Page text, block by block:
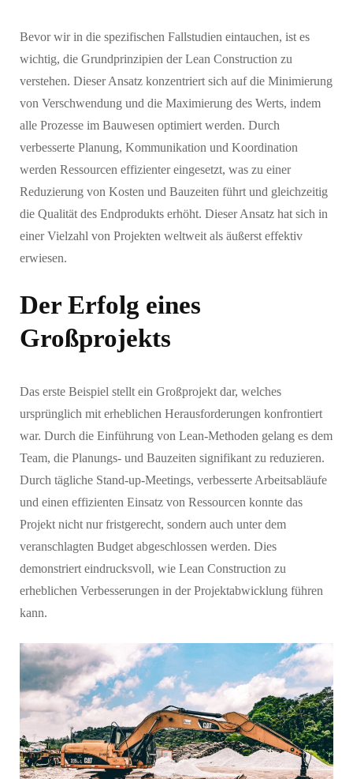
Bevor wir in die spezifischen Fallstudien eintauchen, ist es
wichtig, die Grundprinzipien der Lean Construction zu
verstehen. Dieser Ansatz konzentriert sich auf die Minimierung
von Verschwendung und die Maximierung des Werts, indem
alle Prozesse im Bauwesen optimiert werden. Durch
verbesserte Planung, Kommunikation und Koordination
werden Ressourcen effizienter eingesetzt, was zu einer
Reduzierung von Kosten und Bauzeiten führt und gleichzeitig
die Qualität des Endprodukts erhöht. Dieser Ansatz hat sich in
einer Vielzahl von Projekten weltweit als äußerst effektiv
erwiesen.
Der Erfolg eines
Großprojekts
Das erste Beispiel stellt ein Großprojekt dar, welches
ursprünglich mit erheblichen Herausforderungen konfrontiert
war. Durch die Einführung von Lean-Methoden gelang es dem
Team, die Planungs- und Bauzeiten signifikant zu reduzieren.
Durch tägliche Stand-up-Meetings, verbesserte Arbeitsabläufe
und einen effizienten Einsatz von Ressourcen konnte das
Projekt nicht nur fristgerecht, sondern auch unter dem
veranschlagten Budget abgeschlossen werden. Dies
demonstriert eindrucksvoll, wie Lean Construction zu
erheblichen Verbesserungen in der Projektabwicklung führen
kann.